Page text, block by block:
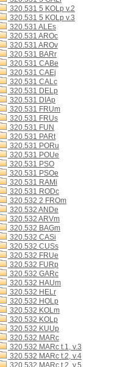
320.531 5 KOLp v.2
320.531 5 KOLp v.3
320.531 ALEs
320.531 AROc
320.531 AROv
320.531 BARr
320.531 CABe
320.531 CAEj
320.531 CALc
320.531 DELp
320.531 DIAp
320.531 FRUm
320.531 FRUs
320.531 FUN
320.531 PARt
320.531 PORu
320.531 POUe
320.531 PSO
320.531 PSOe
320.531 RAMi
320.531 RODc
320.532 2 FROm
320.532 ANDe
320.532 ARVm
320.532 BAGm
320.532 CASi
320.532 CUSs
320.532 FRUe
320.532 FURp
320.532 GARc
320.532 HAUm
320.532 HELr
320.532 HOLp
320.532 KOLm
320.532 KOLp
320.532 KUUp
320.532 MARc
320.532 MARc t.1, v.3
320.532 MARc t.2, v.4
320.532 MARc t.2, v.5